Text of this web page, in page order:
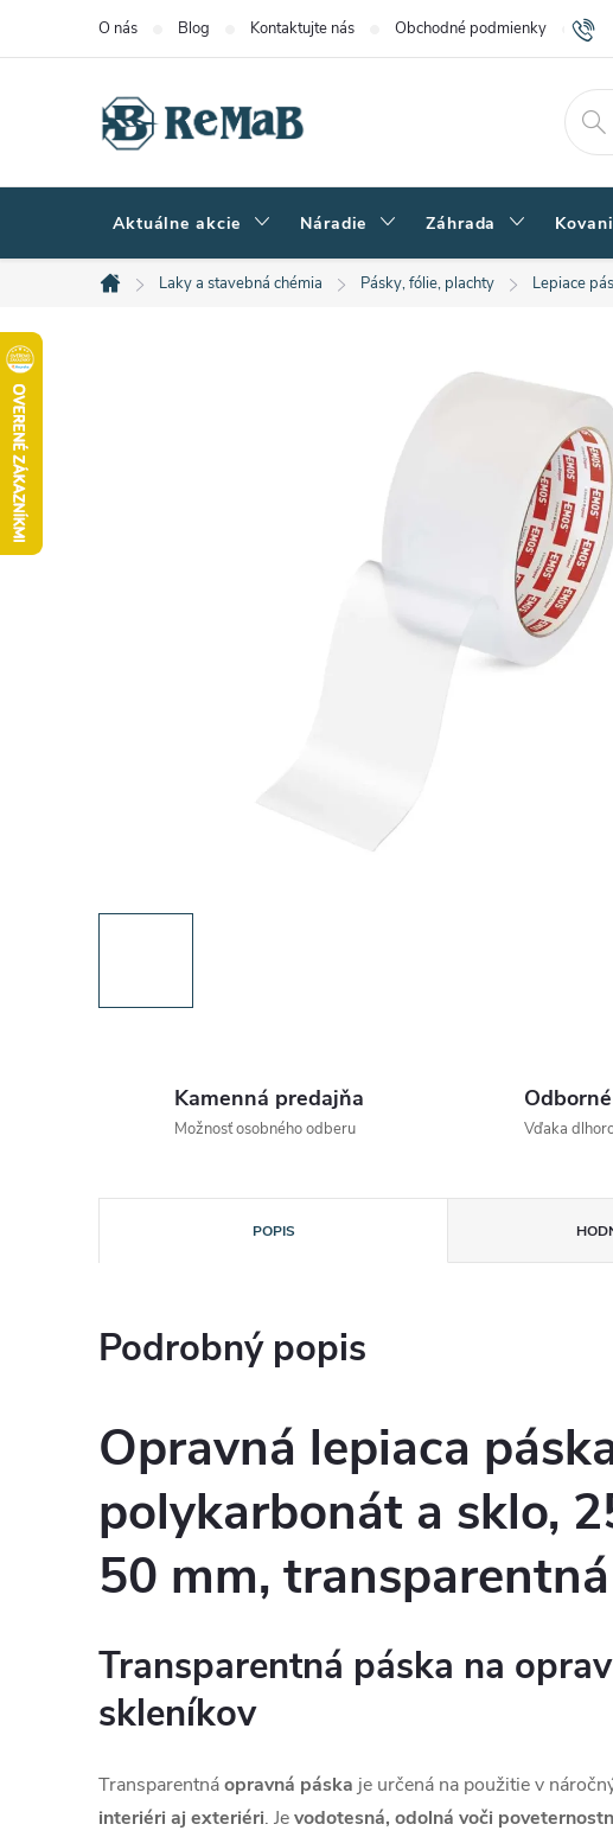
O nás Blog Kontaktujte nás Obchodné podmienky
Aktuálne akcie Náradie Záhrada
Domov
Laky a stavebná chémia Pásky, fólie, plachty Lepiace
Kamenná predajňa
Možnosť osobného odberu Vďaka
POPIS
Podrobný popis
Opravná lepiaca
polykarbonát a sklo,
50 mm,
Transparentná páska na
skleníkov
Transparentnáopravná páska je určená na použitie v
interiéri aj exteriéri. Jevodotesná, odolná voči